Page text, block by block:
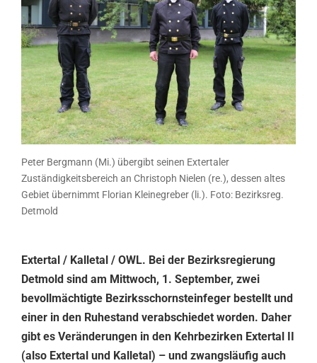
Peter Bergmann (Mi.) übergibt seinen Extertaler
Zuständigkeitsbereich an Christoph Nielen (re.), dessen altes
Gebiet übernimmt Florian Kleinegreber (li.). Foto: Bezirksreg.
Detmold
Extertal / Kalletal / OWL. Bei der Bezirksregierung
Detmold sind am Mittwoch, 1. September, zwei
bevollmächtigte Bezirksschornsteinfeger bestellt und
einer in den Ruhestand verabschiedet worden. Daher
gibt es Veränderungen in den Kehrbezirken Extertal II
(also Extertal und Kalletal) – und zwangsläufig auch